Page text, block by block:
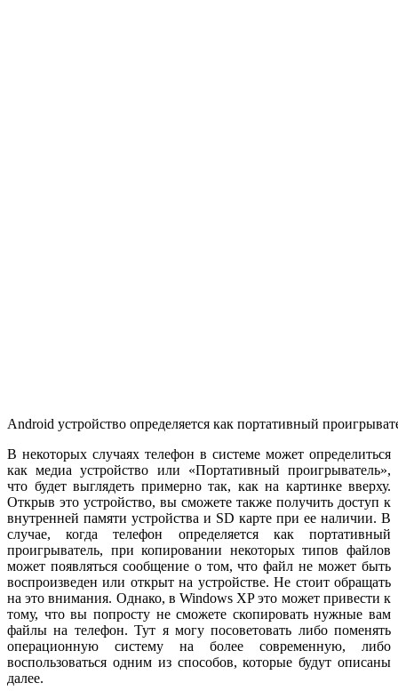
Android устройство определяется как портативный
В некоторых случаях телефон в системе может определиться
как медиа устройство или «Портативный проигрыватель»,
что будет выглядеть примерно так, как на картинке вверху.
Открыв это устройство, вы сможете также получить доступ к
внутренней памяти устройства и SD карте при ее наличии. В
случае, когда телефон определяется как портативный
проигрыватель, при копировании некоторых типов файлов
может появляться сообщение о том, что файл не может быть
воспроизведен или открыт на устройстве. Не стоит обращать
на это внимания. Однако, в Windows XP это может привести к
тому, что вы попросту не сможете скопировать нужные вам
файлы на телефон. Тут я могу посоветовать либо поменять
операционную систему на более современную, либо
воспользоваться одним из способов, которые будут описаны
далее.